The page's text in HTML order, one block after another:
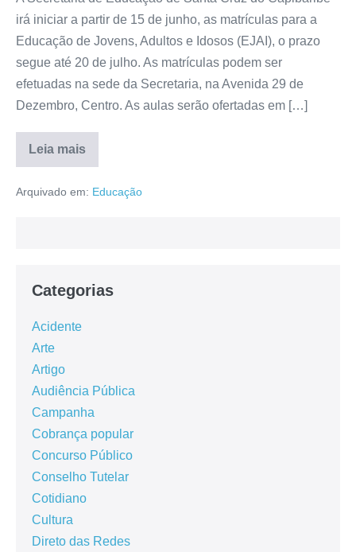
irá iniciar a partir de 15 de junho, as matrículas para a
Educação de Jovens, Adultos e Idosos (EJAI), o prazo
segue até 20 de julho. As matrículas podem ser
efetuadas na sede da Secretaria, na Avenida 29 de
Dezembro, Centro. As aulas serão ofertadas em […]
Leia mais
Arquivado em: Educação
Categorias
Acidente
Arte
Artigo
Audiência Pública
Campanha
Cobrança popular
Concurso Público
Conselho Tutelar
Cotidiano
Cultura
Direto das Redes